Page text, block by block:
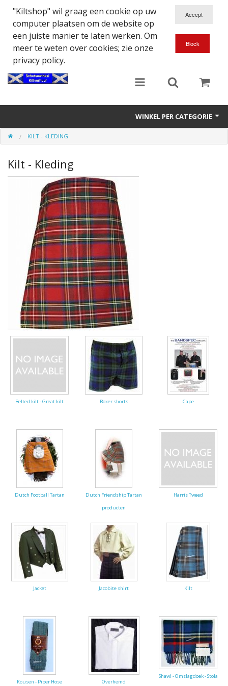
"Kiltshop" wil graag een cookie op uw
computer plaatsen om de website op
een juiste manier te laten werken. Om
meer te weten over cookies; zie onze
privacy policy.
WINKEL PER CATEGORIE
Accessoires
Doedelzakspeler
Eten en Drinken
Kilt - Kleding
Highland Titles
AFGEPRIJST - UITVERKOOP
KILT - KLEDING
Kilt - Kleding
Belted kilt - Great kilt Boxer shorts Cape
Dutch Football Tartan
Dutch Friendship Tartan
producten
Harris Tweed
Jacket Jacobite shirt Kilt
Kousen - Piper Hose Overhemd
Shawl - Omslagdoek - Stola